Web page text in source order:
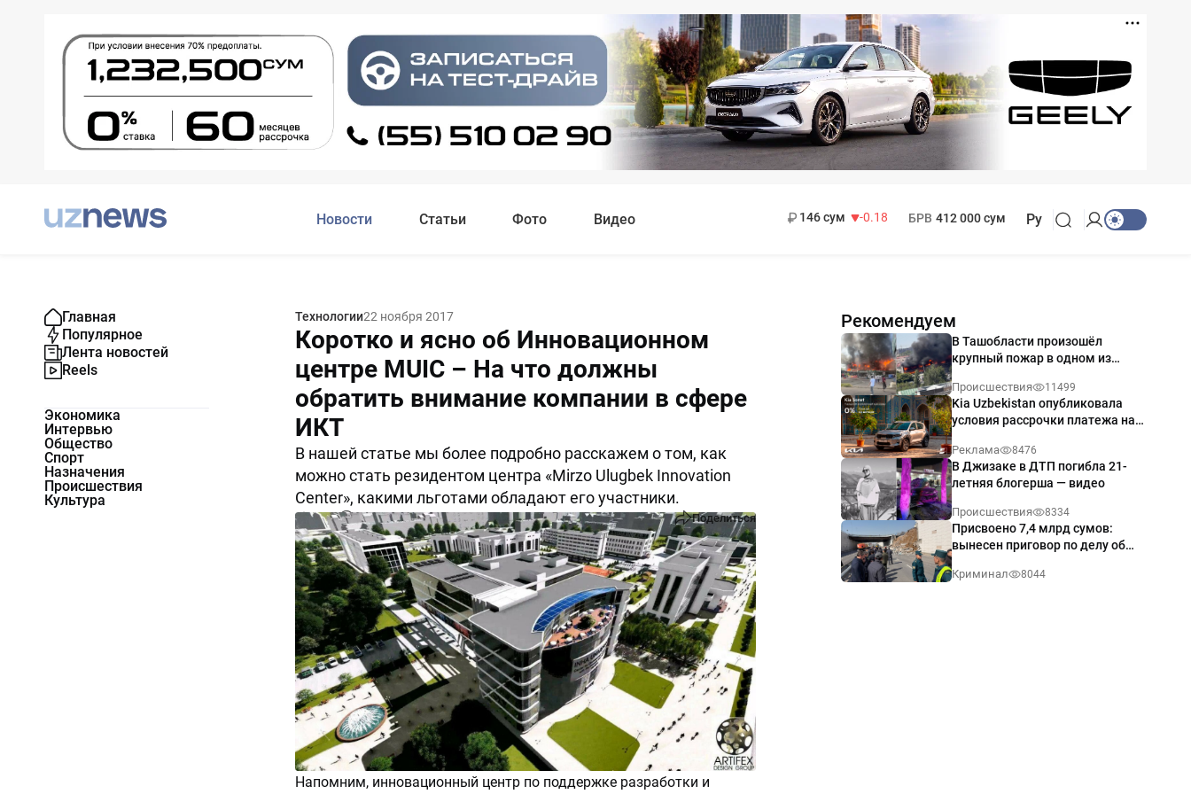
Новости Статьи Фото Видео
146 сум
-0.18
БРВ 412 000 сум Ру
Главная
Популярное
Лента новостей
Reels
Экономика
Интервью
Общество
Спорт
Назначения
Происшествия
Культура
Технологии22 ноября 2017
Коротко и ясно об Инновационном
центре MUIC – На что должны
обратить внимание компании в сфере
ИКТ
В нашей статье мы более подробно расскажем о том, как
можно стать резидентом центра «Mirzo Ulugbek Innovation
Center», какими льготами обладают его участники.
8692 0 Поделиться
Напомним, инновационный центр по поддержке разработки и
Рекомендуем
В Ташобласти произошёл
крупный пожар в одном из
Происшествия 11499
Kia Uzbekistan опубликовала
условия рассрочки платежа на
годовых
Реклама 8476
В Джизаке в ДТП погибла 21-
летняя блогерша — видео
Происшествия 8334
Присвоено 7,4 млрд сумов:
вынесен приговор по делу об
Ташкенте
Криминал 8044